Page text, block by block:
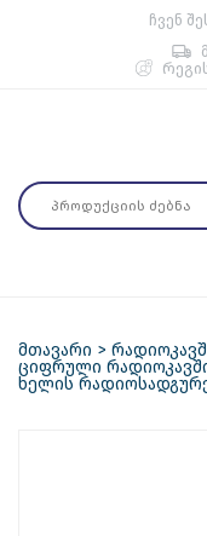
ჩვენ
მთავარი
ციფრული
ხელის